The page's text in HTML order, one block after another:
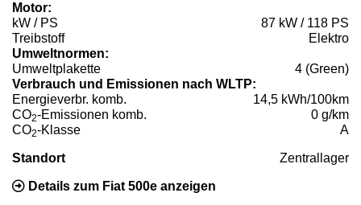
Motor:
kW / PS
87 kW / 118 PS
Treibstoff
Elektro
Umweltnormen:
Umweltplakette
4 (Green)
Verbrauch und Emissionen nach WLTP:
Energieverbr. komb.
14,5 kWh/100km
CO2-Emissionen komb.
0 g/km
CO2-Klasse A
Standort Zentrallager
Details zum Fiat 500e anzeigen